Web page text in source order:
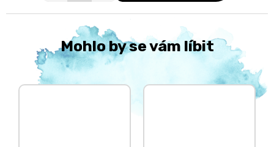
Mohlo by se vám líbit